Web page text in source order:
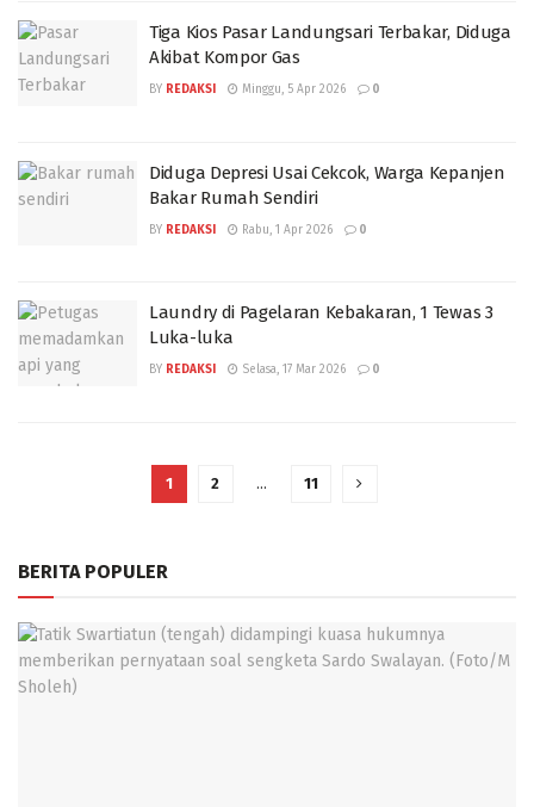
Tiga Kios Pasar Landungsari Terbakar, Diduga
Akibat Kompor Gas
BY REDAKSI Minggu, 5 Apr 2026 0
Diduga Depresi Usai Cekcok, Warga Kepanjen
Bakar Rumah Sendiri
BY REDAKSI Rabu, 1 Apr 2026 0
Laundry di Pagelaran Kebakaran, 1 Tewas 3
Luka-luka
BY REDAKSI Selasa, 17 Mar 2026 0
1 2 … 11
BERITA POPULER